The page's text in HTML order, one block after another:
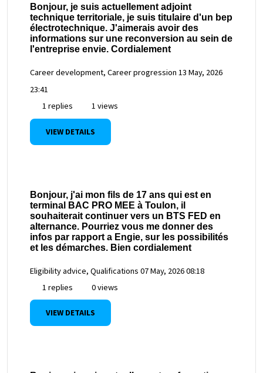
Bonjour, je suis actuellement adjoint
technique territoriale, je suis titulaire d'un bep
électrotechnique. J'aimerais avoir des
informations sur une reconversion au sein de
l'entreprise envie. Cordialement
Career development, Career progression 13 May, 2026
23:41
1 replies
1 views
VIEW DETAILS
Bonjour, j'ai mon fils de 17 ans qui est en
terminal BAC PRO MEE à Toulon, il
souhaiterait continuer vers un BTS FED en
alternance. Pourriez vous me donner des
infos par rapport a Engie, sur les possibilités
et les démarches. Bien cordialement
Eligibility advice, Qualifications 07 May, 2026 08:18
1 replies
0 views
VIEW DETAILS